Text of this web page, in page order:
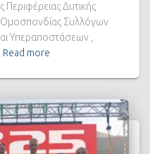
Περιφέρειας Δυτικής
Ομοσπονδίας Συλλόγων
Υπεραποστάσεων ,
Read more